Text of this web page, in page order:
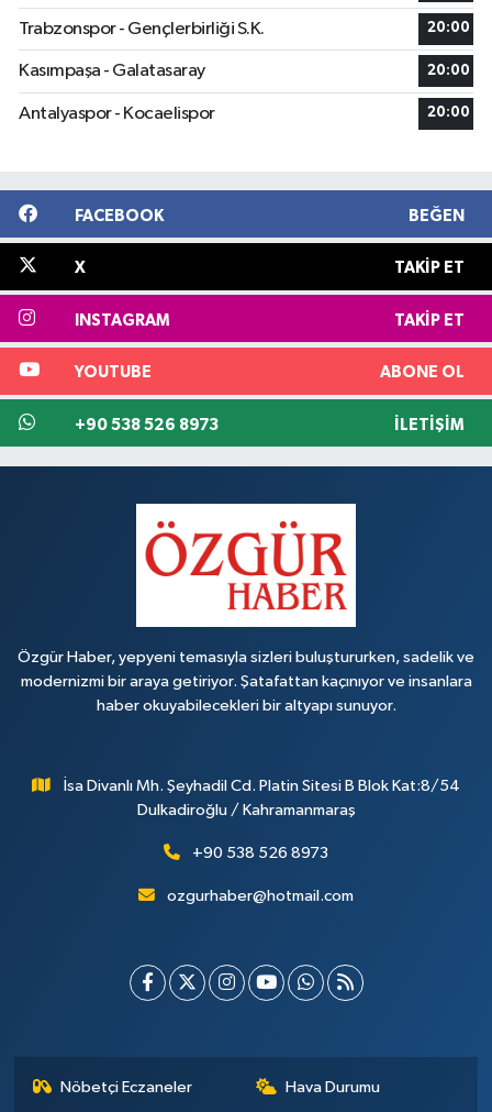
Trabzonspor - Gençlerbirliği S.K. 20:00
Kasımpaşa - Galatasaray 20:00
Antalyaspor - Kocaelispor 20:00
FACEBOOK BEĞEN
X TAKIP ET
INSTAGRAM TAKIP ET
YOUTUBE ABONE OL
+90 538 526 8973 İLETIŞIM
Özgür Haber, yepyeni temasıyla sizleri buluştururken, sadelik ve
modernizmi bir araya getiriyor. Şatafattan kaçınıyor ve insanlara
haber okuyabilecekleri bir altyapı sunuyor.
İsa Divanlı Mh. Şeyhadil Cd. Platin Sitesi B Blok Kat:8/54
Dulkadiroğlu / Kahramanmaraş
+90 538 526 8973
ozgurhaber@hotmail.com
Nöbetçi Eczaneler Hava Durumu